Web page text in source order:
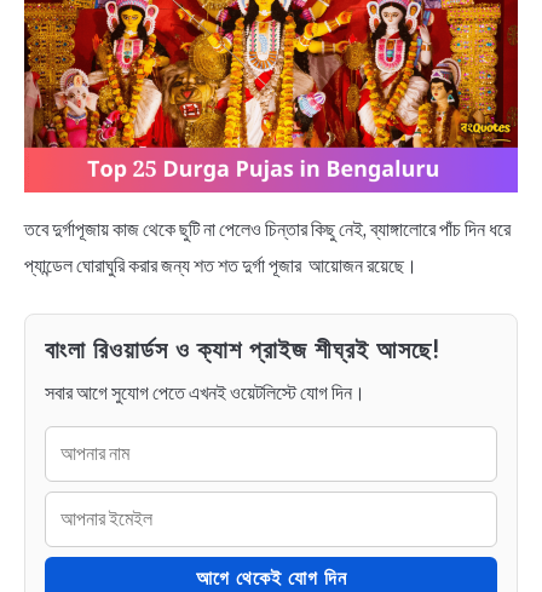
BENGALI STORIES
তবে দুর্গাপূজায় কাজ থেকে ছুটি না পেলেও চিন্তার কিছু নেই, ব্যাঙ্গালোরে পাঁচ দিন ধরে
প্যান্ডেল ঘোরাঘুরি করার জন্য শত শত দুর্গা পূজার আয়োজন রয়েছে।
বাংলা রিওয়ার্ডস ও ক্যাশ প্রাইজ শীঘ্রই আসছে!
সবার আগে সুযোগ পেতে এখনই ওয়েটলিস্টে যোগ দিন।
আগে থেকেই যোগ দিন